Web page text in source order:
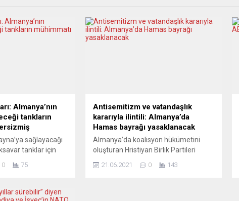
Almanya’nın
tankların
sağlayacağı
tanklar için
Bild
Gepard
0 75
Antisemitizm ve vatandaşlık
kararıyla ilintili: Almanya’da
Hamas bayrağı yasaklanacak
Almanya’da koalisyon hükümetini
oluşturan Hristiyan Birlik Partileri
(SPD) federal meclis grupları, Filistin
21.06.2021 0 143